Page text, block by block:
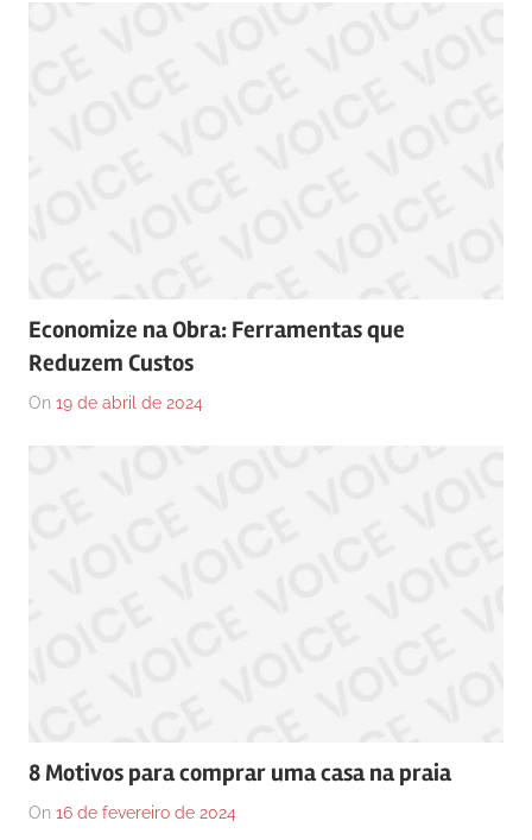
Economize na Obra: Ferramentas que
Reduzem Custos
On 19 de abril de 2024
8 Motivos para comprar uma casa na praia
On 16 de fevereiro de 2024